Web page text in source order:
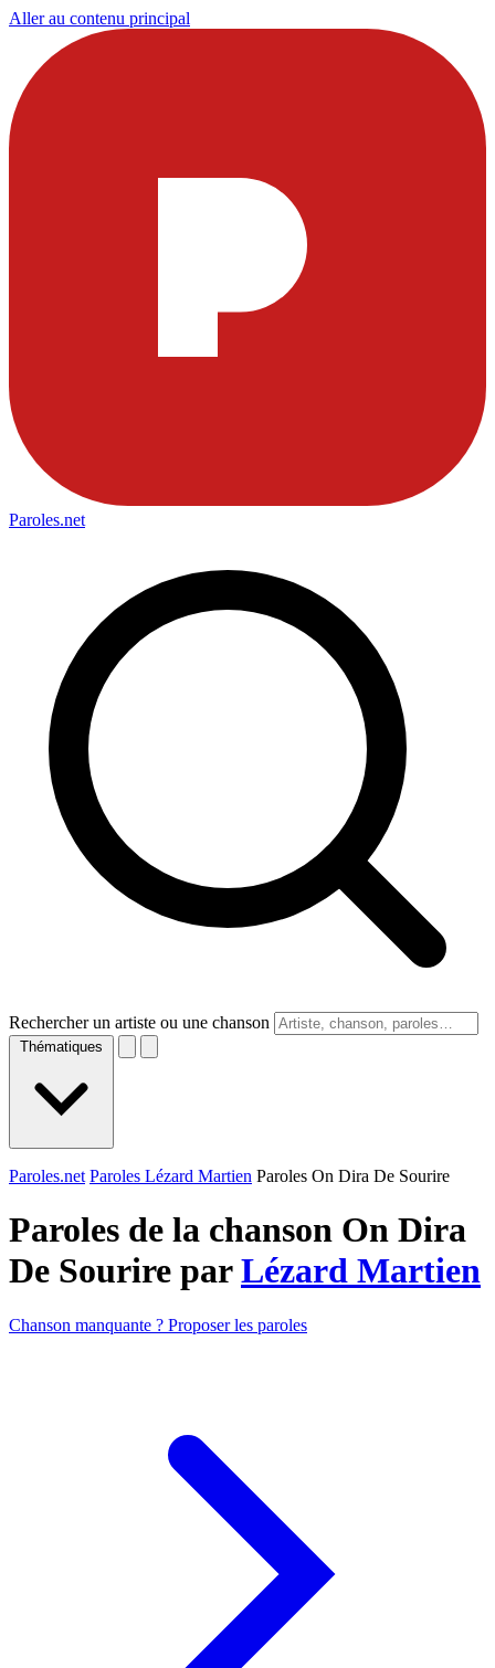
Aller au contenu principal
Paroles.net
Rechercher un artiste ou une chanson
Thématiques
Paroles.net Paroles Lézard Martien Paroles On Dira De Sourire
Paroles de la chanson On Dira
De Sourire parLézard Martien
Chanson manquante ? Proposer les paroles